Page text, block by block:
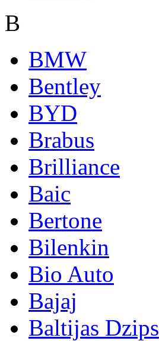
B
BMW
Bentley
BYD
Brabus
Brilliance
Baic
Bertone
Bilenkin
Bio Auto
Bajaj
Baltijas Dzips